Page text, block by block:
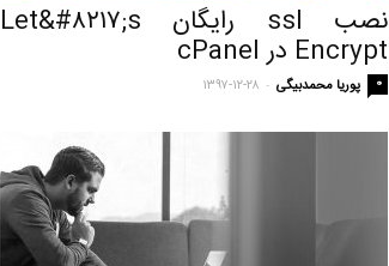
نصب ssl رایگان Let&#۸۲۱۷;s
Encrypt در cPanel
پوریا محمدبیگی - ۱۳۹۷-۱۲-۲۸ 0